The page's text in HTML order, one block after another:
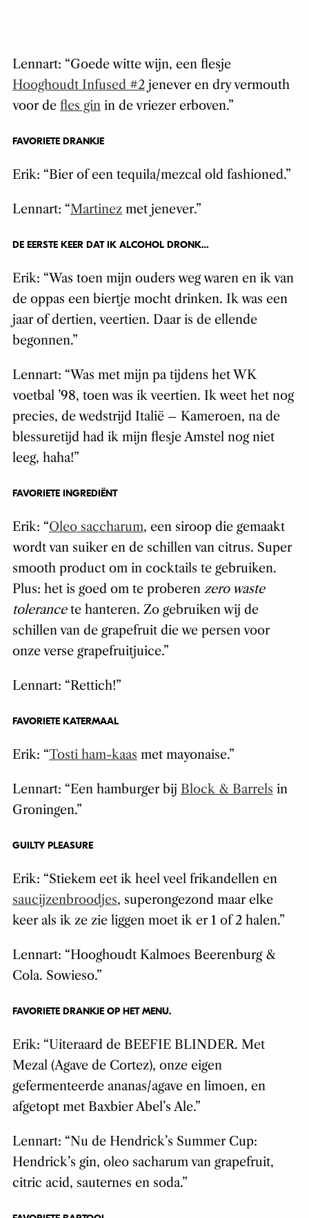
Lennart: “Goede witte wijn, een flesje
Hooghoudt Infused #2jenever en dry vermouth
voor de fles ginin de vriezer erboven.”
FAVORIETE DRANKJE
Erik: “Bier of een tequila/mezcal old fashioned.”
Lennart: “Martinezmet jenever.”
DE EERSTE KEER DAT IK ALCOHOL DRONK…
Erik: “Was toen mijn ouders weg waren en ik van
de oppas een biertje mocht drinken. Ik was een
jaar of dertien, veertien. Daar is de ellende
begonnen.”
Lennart: “Was met mijn pa tijdens het WK
voetbal ’98, toen was ik veertien. Ik weet het nog
precies, de wedstrijd Italië – Kameroen, na de
blessuretijd had ik mijn flesje Amstel nog niet
leeg, haha!”
FAVORIETE INGREDIËNT
Erik: “Oleo saccharum, een siroop die gemaakt
wordt van suiker en de schillen van citrus. Super
smooth product om in cocktails te gebruiken.
Plus: het is goed om te proberen zero waste
tolerancete hanteren. Zo gebruiken wij de
schillen van de grapefruit die we persen voor
onze verse grapefruitjuice.”
Lennart: “Rettich!”
FAVORIETE KATERMAAL
Erik: “Tosti ham-kaas met mayonaise.”
Lennart: “Een hamburger bij Block & Barrels in
Groningen.”
GUILTY PLEASURE
Erik: “Stiekem eet ik heel veel frikandellen en
saucijzenbroodjes, superongezond maar elke
keer als ik ze zie liggen moet ik er 1 of 2 halen.”
Lennart: “Hooghoudt Kalmoes Beerenburg &
Cola. Sowieso.”
FAVORIETE DRANKJE OP HET MENU.
Erik: “Uiteraard de BEEFIE BLINDER. Met
Mezal (Agave de Cortez), onze eigen
gefermenteerde ananas/agave en limoen, en
afgetopt met Baxbier Abel’s Ale.”
Lennart: “Nu de Hendrick’s Summer Cup:
Hendrick’s gin, oleo sacharum van grapefruit,
citric acid, sauternes en soda.”